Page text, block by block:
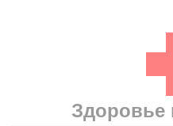
Здоровье